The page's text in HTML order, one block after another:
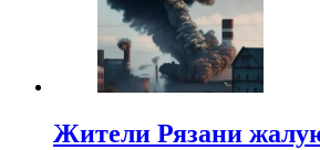
Жители Рязани